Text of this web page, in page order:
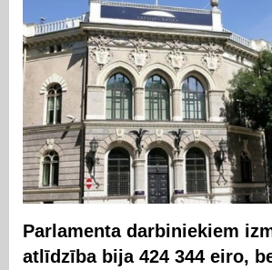
Parlamenta darbiniekiem
atlīdzība bija 424 344 eiro,